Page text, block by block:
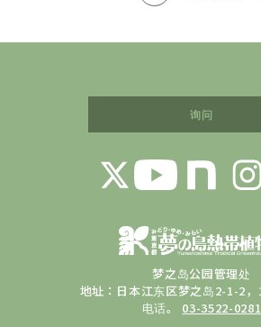
询问
梦之岛公园管理处
地址：日本江东区梦之岛2-1-2，
电话。 03-3522-0281